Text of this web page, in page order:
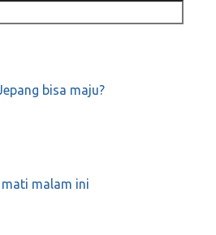
Kini Giliran Petani
Rasa
Ini Menghilangkan
bisa maju?
malam ini